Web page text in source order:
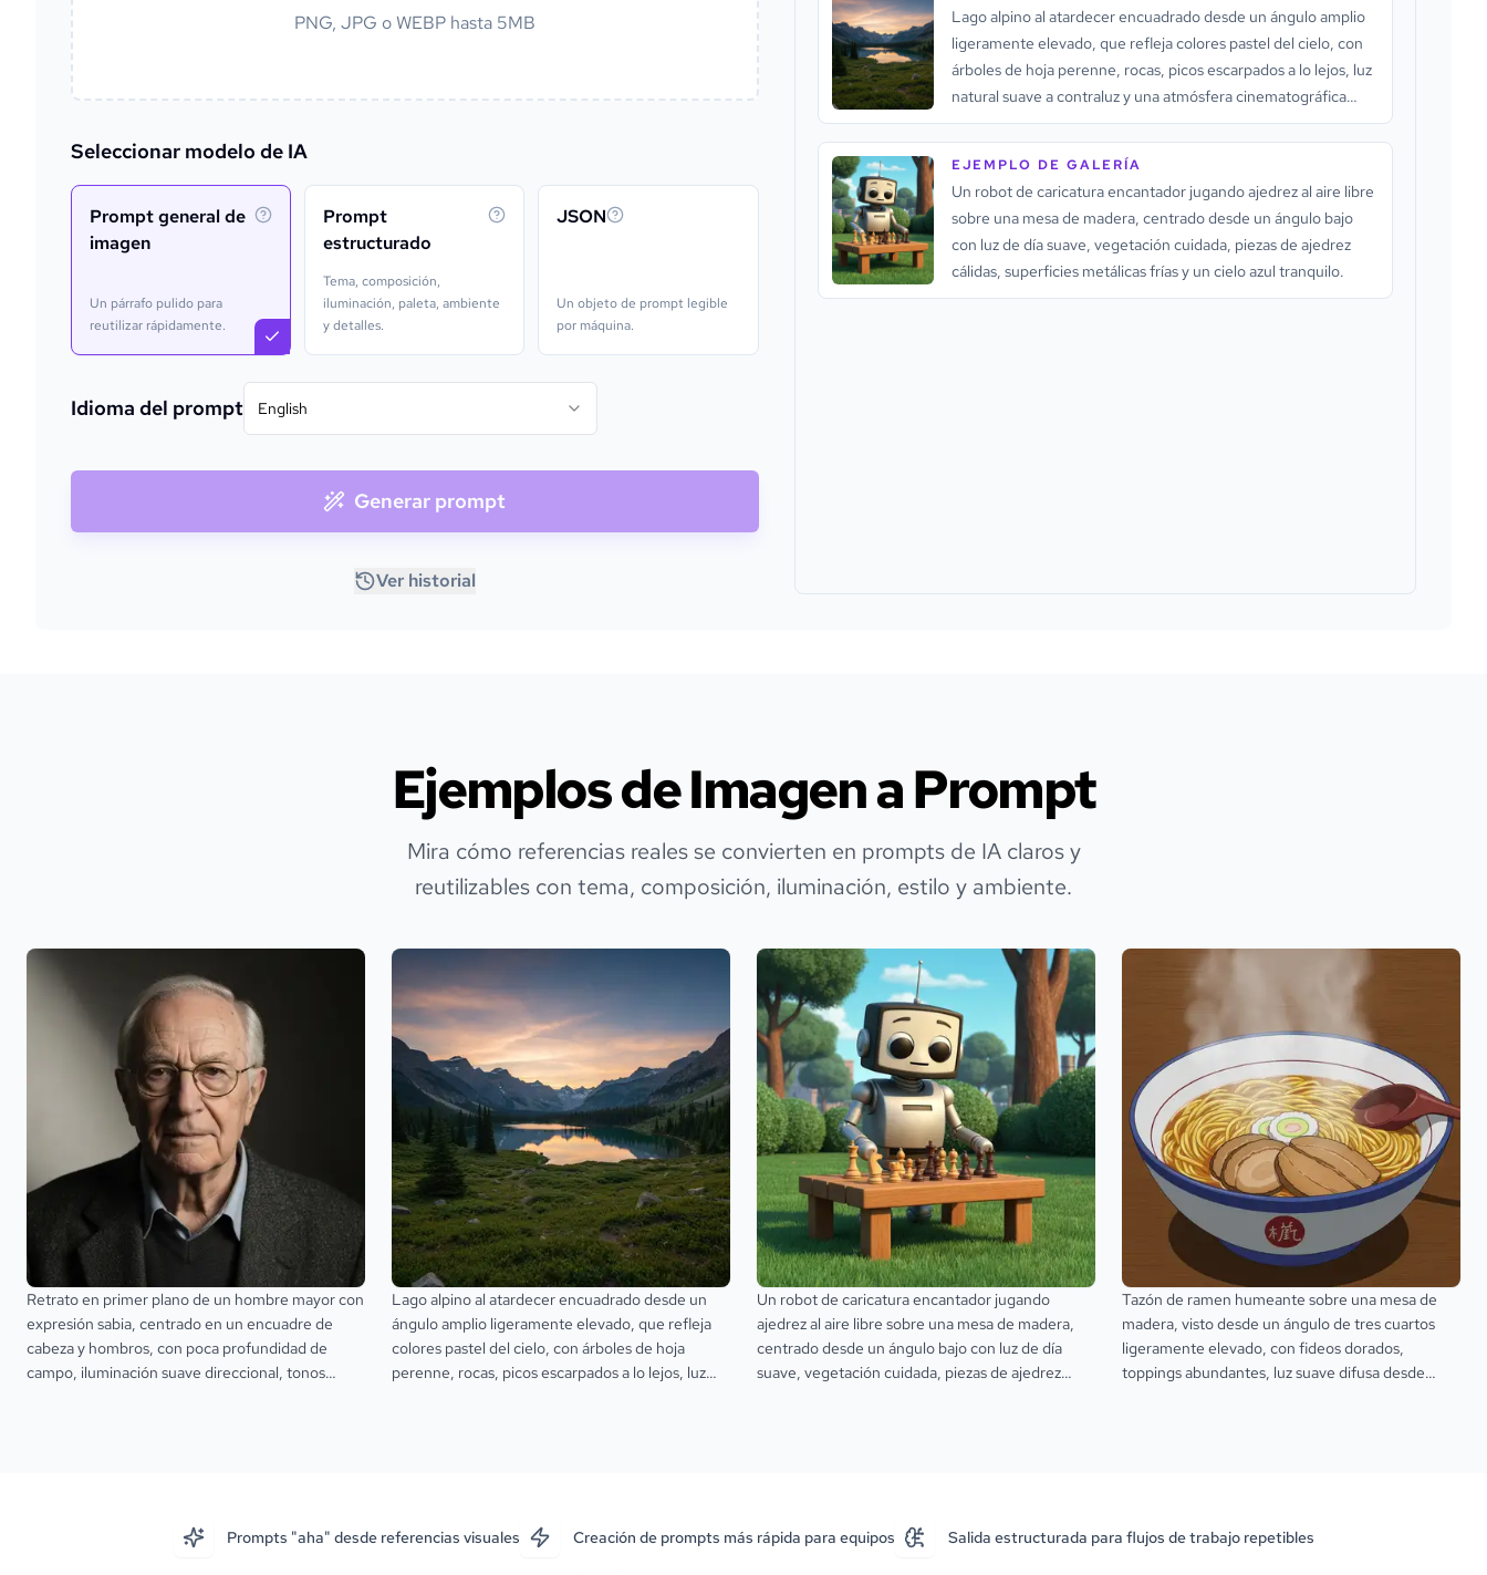
PNG, JPG o WEBP hasta 5MB
Seleccionar modelo de IA
Prompt general de
imagen
Un párrafo pulido para
reutilizar rápidamente.
Prompt
estructurado
Tema, composición,
iluminación, paleta, ambiente
y detalles.
JSON
Un objeto de prompt legible
por máquina.
Idioma del prompt English
Generar prompt
Ver historial
Lago alpino al atardecer encuadrado desde un ángulo amplio
ligeramente elevado, que refleja colores pastel del cielo, con
árboles de hoja perenne, rocas, picos escarpados a lo lejos, luz
natural suave a contraluz y una atmósfera cinematográfica
tranquila.
EJEMPLO DE GALERÍA
Un robot de caricatura encantador jugando ajedrez al aire libre
sobre una mesa de madera, centrado desde un ángulo bajo
con luz de día suave, vegetación cuidada, piezas de ajedrez
cálidas, superficies metálicas frías y un cielo azul tranquilo.
Ejemplos de Imagen a Prompt
Mira cómo referencias reales se convierten en prompts de IA claros y
reutilizables con tema, composición, iluminación, estilo y ambiente.
Retrato en primer plano de un hombre mayor con
expresión sabia, centrado en un encuadre de
cabeza y hombros, con poca profundidad de
campo, iluminación suave direccional, tonos
Lago alpino al atardecer encuadrado desde un
ángulo amplio ligeramente elevado, que refleja
colores pastel del cielo, con árboles de hoja
perenne, rocas, picos escarpados a lo lejos, luz
Un robot de caricatura encantador jugando
ajedrez al aire libre sobre una mesa de madera,
centrado desde un ángulo bajo con luz de día
suave, vegetación cuidada, piezas de ajedrez
Tazón de ramen humeante sobre una mesa de
madera, visto desde un ángulo de tres cuartos
ligeramente elevado, con fideos dorados,
toppings abundantes, luz suave difusa desde
Prompts "aha" desde referencias visuales Creación de prompts más rápida para equipos Salida estructurada para flujos de trabajo repetibles